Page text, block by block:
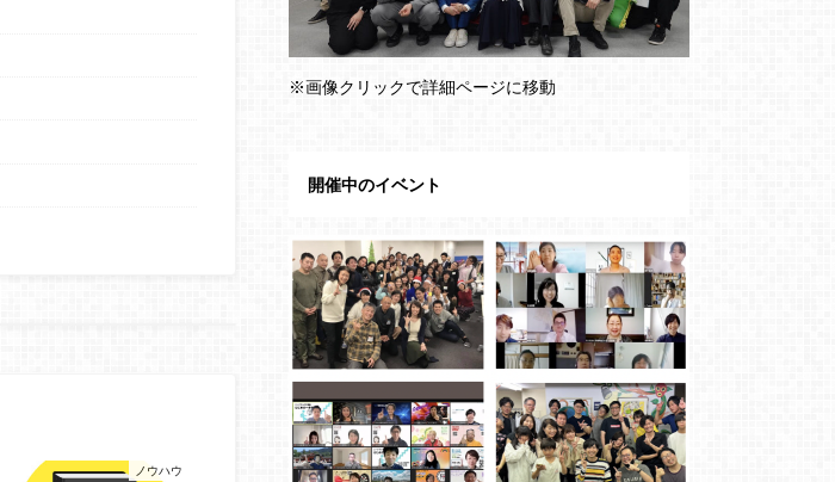
ノウハウ
※画像クリックで詳細ページに移動
開催中のイベント